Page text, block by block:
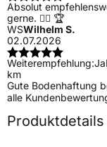
Absolut
gerne. 👍🏻 🏆
WSWilhelm S.
02.07.2026
Weiterempfehlung:Ja
km
Gute Bodenhaftung
alle
Produktdetails